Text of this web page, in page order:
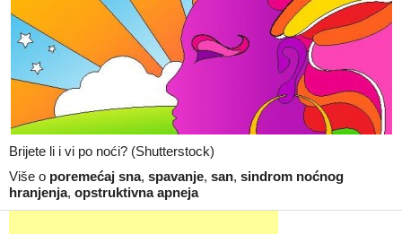
Brijete li i vi po noći? (Shutterstock)
Više o poremećaj sna, spavanje, san, sindrom noćnog
hranjenja, opstruktivna apneja